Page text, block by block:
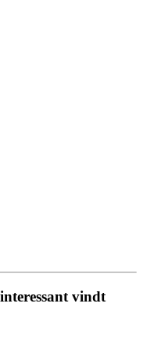
vindt